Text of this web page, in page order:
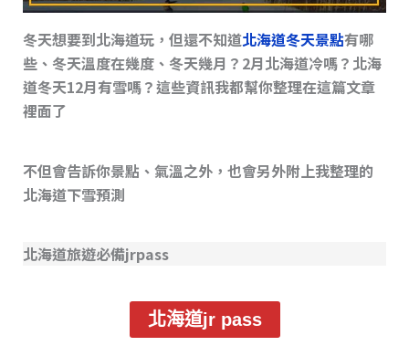
冬天想要到北海道玩，但還不知道北海道冬天景點有哪
些、冬天溫度在幾度、冬天幾月？2月北海道冷嗎？北海
道冬天12月有雪嗎？這些資訊我都幫你整理在這篇文章
裡面了
不但會告訴你景點、氣溫之外，也會另外附上我整理的
北海道下雪預測
北海道旅遊必備jrpass
北海道jr pass